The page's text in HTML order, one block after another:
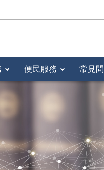
便民服務 常見